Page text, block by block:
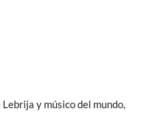
y músico del mundo,